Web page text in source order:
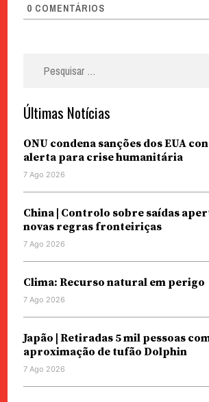
0 COMENTÁRIOS
Últimas Notícias
ONU condena sanções dos EUA
alerta para crise humanitária
7 Ago 2026
China | Controlo sobre saídas
novas regras fronteiriças
7 Ago 2026
Clima: Recurso natural em perigo
7 Ago 2026
Japão | Retiradas 5 mil pessoas
aproximação de tufão Dolphin
7 Ago 2026